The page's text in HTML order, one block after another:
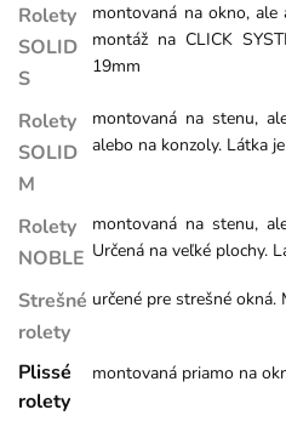
Rolety
SOLID
S
montovaná na okno, ale
montáž na CLICK
19mm
Rolety
SOLID
M
montovaná na stenu,
alebo na konzoly. Látka
Rolety
NOBLE
montovaná na stenu,
Určená na veľké plochy.
Strešné
rolety
určené pre strešné
Plissé
rolety
montovaná priamo na